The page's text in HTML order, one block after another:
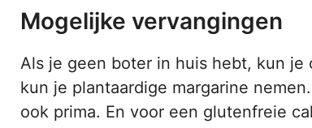
Mogelijke vervangingen
Als je geen boter in huis hebt, kun je
kun je plantaardige margarine
ook prima. En voor een glutenfreie